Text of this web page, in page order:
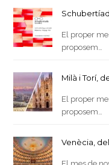
El proper
proposem…
Milà i Torí,
El proper
proposem…
Venècia,